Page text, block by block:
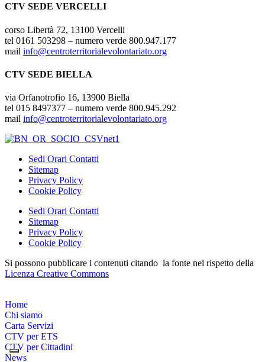
CTV SEDE VERCELLI
corso Libertà 72, 13100 Vercelli
tel 0161 503298 – numero verde 800.947.177
mail info@centroterritorialevolontariato.org
CTV SEDE BIELLA
via Orfanotrofio 16, 13900 Biella
tel 015 8497377 – numero verde 800.945.292
mail info@centroterritorialevolontariato.org
Sedi Orari Contatti
Sitemap
Privacy Policy
Cookie Policy
Sedi Orari Contatti
Sitemap
Privacy Policy
Cookie Policy
Si possono pubblicare i contenuti citando la fonte nel rispetto della
Licenza Creative Commons
Home
Chi siamo
Carta Servizi
CTV per ETS
CTV per Cittadini
News